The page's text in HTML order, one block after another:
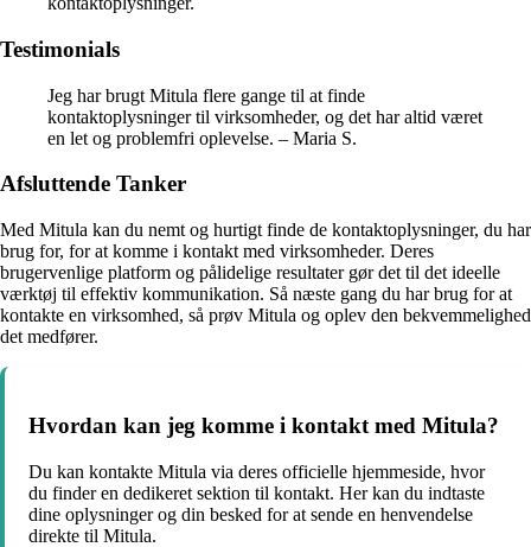
Testimonials
Jeg har brugt Mitula flere gange til at finde
kontaktoplysninger til virksomheder, og det har altid været
en let og problemfri oplevelse. – Maria S.
Afsluttende Tanker
Med Mitula kan du nemt og hurtigt finde de kontaktoplysninger, du har
brug for, for at komme i kontakt med virksomheder. Deres
brugervenlige platform og pålidelige resultater gør det til det ideelle
værktøj til effektiv kommunikation. Så næste gang du har brug for at
kontakte en virksomhed, så prøv Mitula og oplev den bekvemmelighed
det medfører.
Hvordan kan jeg komme i kontakt med Mitula?
Du kan kontakte Mitula via deres officielle hjemmeside, hvor
du finder en dedikeret sektion til kontakt. Her kan du indtaste
dine oplysninger og din besked for at sende en henvendelse
direkte til Mitula.